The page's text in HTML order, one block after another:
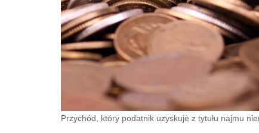
Przychód, który podatnik uzyskuje z tytułu najmu